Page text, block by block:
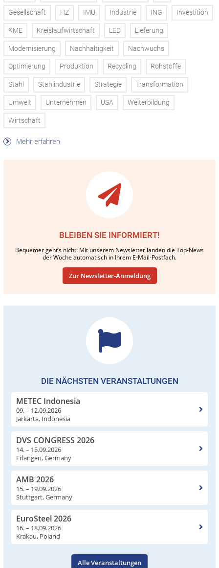
Gesellschaft HZ IMU Industrie ING Investition
KME Kreislaufwirtschaft LED Lieferung
Modernisierung Nachhaltigkeit Nachwuchs
Optimierung Produktion Recycling Rohstoffe
Stahl Stahlindustrie Strategie Transformation
Umwelt Unternehmen USA Weiterbildung
Wirtschaft
Mehr erfahren
BLEIBEN SIE INFORMIERT!
Bequemer geht’s nicht: Mit unserem Newsletter landen die Top-News
der Woche automatisch in Ihrem E-Mail-Postfach.
Zur Newsletter-Anmeldung
DIE NÄCHSTEN VERANSTALTUNGEN
METEC Indonesia
09. – 12.09.2026
Jarkarta, Indonesia
DVS CONGRESS 2026
14. – 15.09.2026
Erlangen, Germany
AMB 2026
15. – 19.09.2026
Stuttgart, Germany
EuroSteel 2026
16. – 18.09.2026
Krakau, Poland
Alle Veranstaltungen